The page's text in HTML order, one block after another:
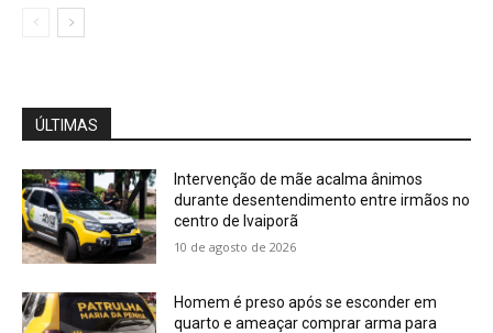
ÚLTIMAS
Intervenção de mãe acalma ânimos
durante desentendimento entre irmãos no
centro de Ivaiporã
10 de agosto de 2026
Homem é preso após se esconder em
quarto e ameaçar comprar arma para